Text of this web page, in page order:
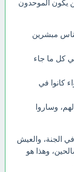
يكون الموحدون
مبشرين
كل ما جاء
كانوا في
وساروا
في الجنة، والعيش
وهذا هو